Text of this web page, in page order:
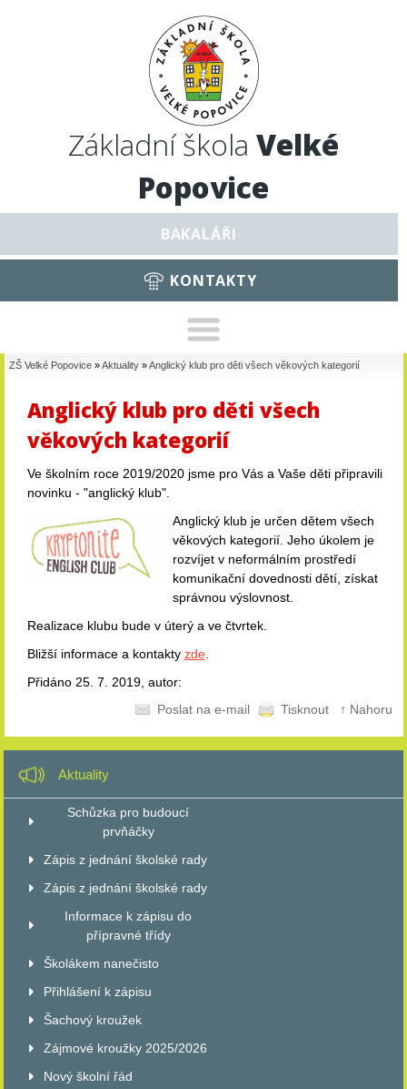
Základní škola Velké
Popovice
BAKALÁŘI
KONTAKTY
ZŠ Velké Popovice » Aktuality » Anglický klub pro děti všech věkových kategorií
Anglický klub pro děti všech
věkových kategorií
Ve školním roce 2019/2020 jsme pro Vás a Vaše děti připravili
novinku - "anglický klub".
Anglický klub je určen dětem všech
věkových kategorií. Jeho úkolem je
rozvíjet v neformálním prostředí
komunikační dovednosti dětí, získat
správnou výslovnost.
Realizace klubu bude v úterý a ve čtvrtek.
Bližší informace a kontakty zde.
Přidáno 25. 7. 2019, autor:
Poslat na e-mail
Tisknout ↑ Nahoru
Aktuality
Schůzka pro budoucí
prvňáčky
Zápis z jednání školské rady
Zápis z jednání školské rady
Informace k zápisu do
přípravné třídy
Školákem nanečisto
Přihlášení k zápisu
Šachový kroužek
Zájmové kroužky 2025/2026
Nový školní řád